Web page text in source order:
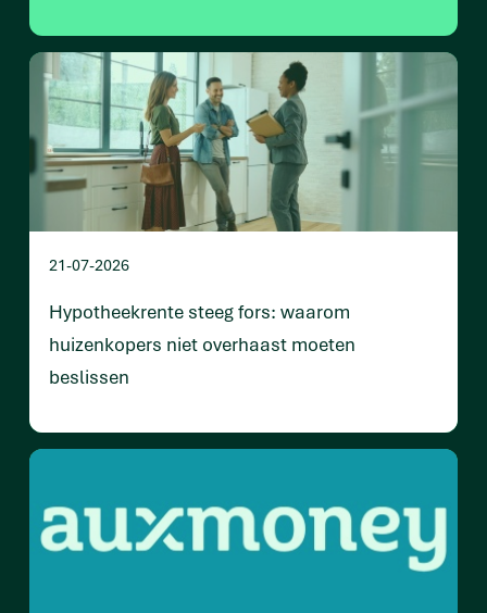
21-07-2026
Hypotheekrente steeg fors: waarom
huizenkopers niet overhaast moeten
beslissen